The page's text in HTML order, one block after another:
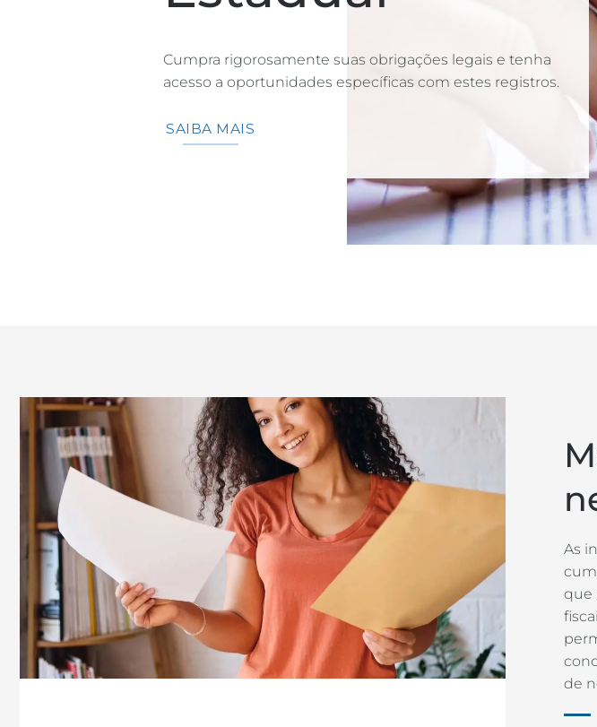
Cumpra rigorosamente suas obrigações legais e tenha
acesso a oportunidades específicas com estes registros.
SAIBA MAIS
As
que
de